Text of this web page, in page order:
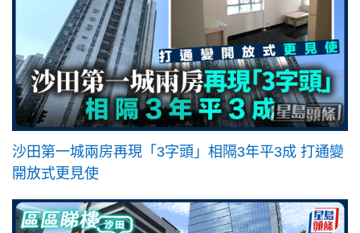
沙田第一城兩房再現「3字頭」相隔3年平3成 打通變
開放式更見使